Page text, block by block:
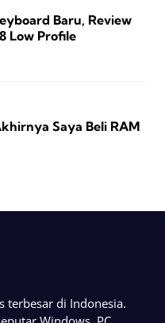
Baru, Review
Low Profile
Saya Beli RAM
terbesar di Indonesia.